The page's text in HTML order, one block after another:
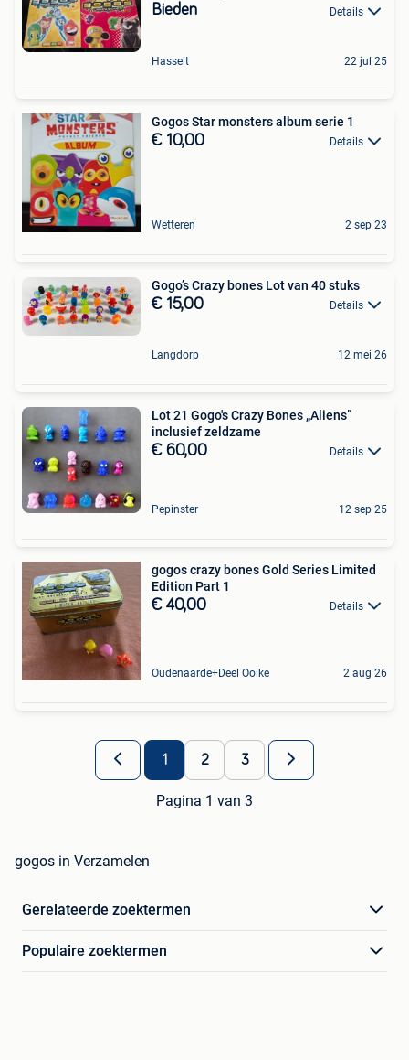
Bieden Details
Hasselt 22 jul 25
Gogos Star monsters album serie 1
€ 10,00 Details
Wetteren 2 sep 23
Gogo’s Crazy bones Lot van 40 stuks
€ 15,00 Details
Langdorp 12 mei 26
Lot 21 Gogo's Crazy Bones „Aliens”
inclusief zeldzame
€ 60,00 Details
Pepinster 12 sep 25
gogos crazy bones Gold Series Limited
Edition Part 1
€ 40,00 Details
Oudenaarde+Deel Ooike 2 aug 26
1 2 3
Pagina 1 van 3
gogos in Verzamelen
Gerelateerde zoektermen
Populaire zoektermen